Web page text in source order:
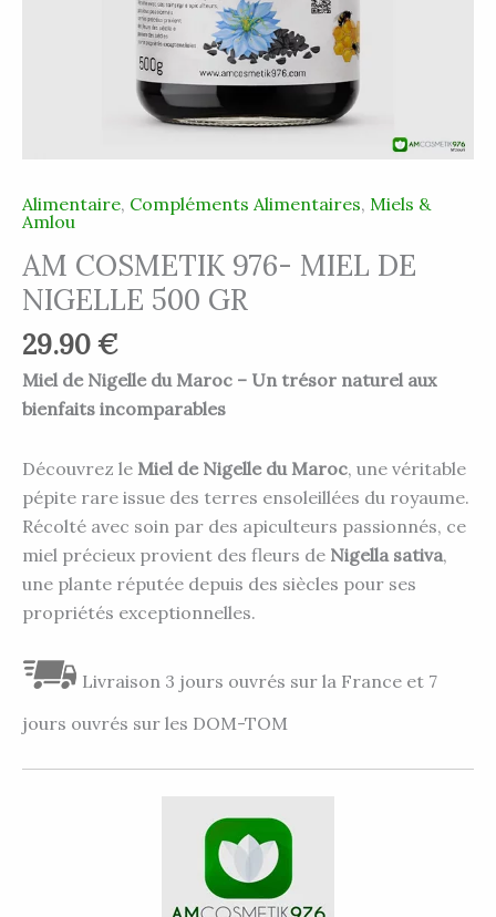
Alimentaire, Compléments Alimentaires, Miels &
Amlou
AM COSMETIK 976- MIEL DE
NIGELLE 500 GR
29.90€
Miel de Nigelle du Maroc – Un trésor naturel aux
bienfaits incomparables
Découvrez le Miel de Nigelle du Maroc, une véritable
pépite rare issue des terres ensoleillées du royaume.
Récolté avec soin par des apiculteurs passionnés, ce
miel précieux provient des fleurs de Nigella sativa,
une plante réputée depuis des siècles pour ses
propriétés exceptionnelles.
Livraison 3 jours ouvrés sur la France et 7
jours ouvrés sur les DOM-TOM